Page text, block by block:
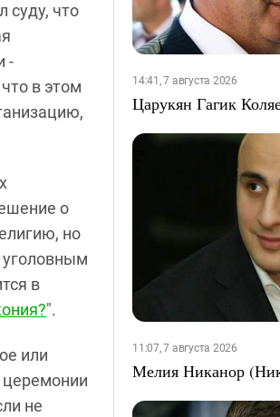
суду, что
-
в этом
о
но
уголовным
в
".
или
церемонии
не
14:41, 7 августа 2026
Царукян Гагик
11:07, 7 августа 2026
Мелия Никанор